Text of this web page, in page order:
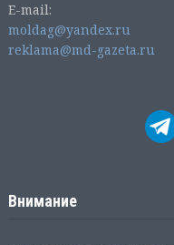
E-mail:
moldag@yandex.ru
reklama@md-gazeta.ru
Внимание